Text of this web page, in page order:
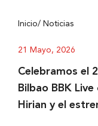
Inicio/ Noticias
21 Mayo, 2026
Celebramos el
Bilbao BBK
Hirian y el